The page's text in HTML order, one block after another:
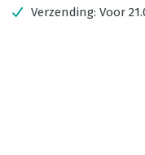
Verzending: Voor